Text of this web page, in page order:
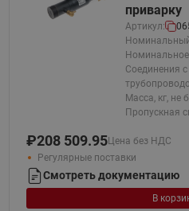
приварку
Артикул:
Соединения с
Масса, кг, не
Пропускная
₽208 509.95Цена без НДС
Регулярные поставки
Смотреть документацию
В